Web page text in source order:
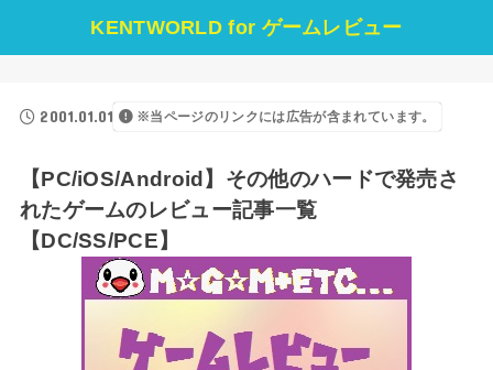
KENTWORLD for ゲームレビュー
2001.01.01 ※当ページのリンクには広告が含まれています。
【PC/iOS/Android】その他のハードで発売さ
れたゲームのレビュー記事一覧
【DC/SS/PCE】